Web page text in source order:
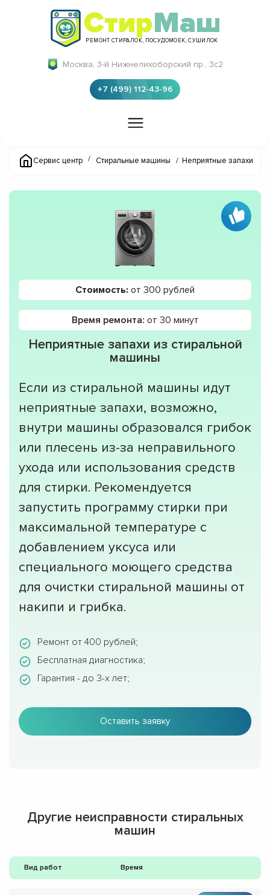
СтирМаш
РЕМОНТ СТИРАЛОК, ПОСУДОМОЕК, СУШИЛОК
Москва, 3-й Нижнелихоборский пр., 3с2
+7 (499) 112-43-96
Сервис центр / Стиральные машины / Неприятные запахи
Неприятные запахи из стиральной
машины
Если из стиральной машины идут
неприятные запахи, возможно,
внутри машины образовался грибок
или плесень из-за неправильного
ухода или использования средств
для стирки. Рекомендуется
запустить программу стирки при
максимальной температуре с
добавлением уксуса или
специального моющего средства
для очистки стиральной машины от
накипи и грибка.
Ремонт от 400 рублей;
Бесплатная диагностика;
Гарантия - до 3-х лет;
Оставить заявку
Стоимость: от 300 рублей
Время ремонта: от 30 минут
Другие неисправности стиральных
машин
Вид работ Время